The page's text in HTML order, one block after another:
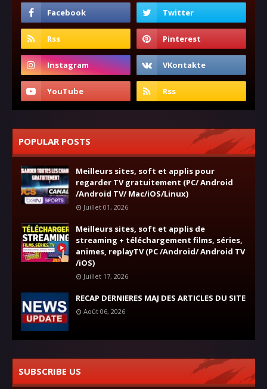
POPULAR POSTS
Meilleurs sites, soft et applis pour
regarder TV gratuitement (PC/ Android
/Android TV/ Mac/iOS/Linux)
Juillet 01, 2026
Meilleurs sites, soft et applis de
streaming + téléchargement films, séries,
animes, replayTV (PC /Android/ Android TV
/iOS)
Juillet 17, 2026
RECAP DERNIERES MAJ DES ARTICLES DU SITE
Août 06, 2026
SUBSCRIBE US